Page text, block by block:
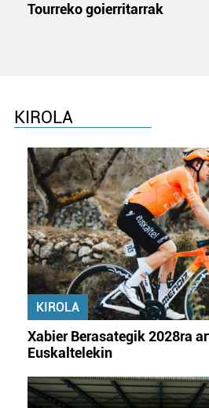
Tourreko goierritarrak
KIROLA
KIROLA
Xabier Berasategik 2028ra
Euskaltelekin